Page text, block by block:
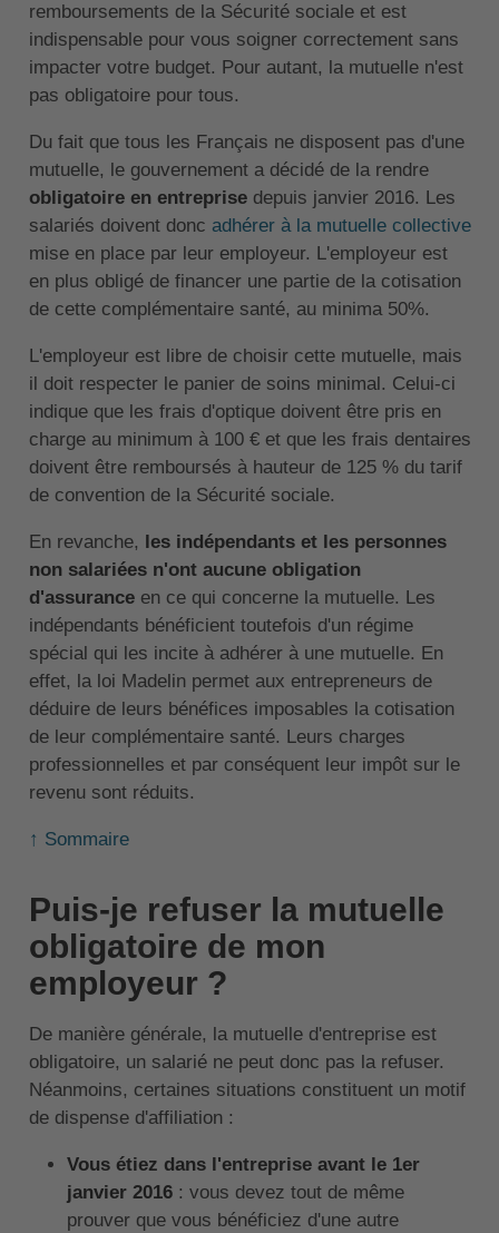
remboursements de la Sécurité sociale et est
indispensable pour vous soigner correctement sans
impacter votre budget. Pour autant, la mutuelle n'est
pas obligatoire pour tous.
Du fait que tous les Français ne disposent pas d'une
mutuelle, le gouvernement a décidé de la rendre
obligatoire en entreprisedepuis janvier 2016. Les
salariés doivent donc adhérer à la mutuelle collective
mise en place par leur employeur. L'employeur est
en plus obligé de financer une partie de la cotisation
de cette complémentaire santé, au minima 50%.
L'employeur est libre de choisir cette mutuelle, mais
il doit respecter le panier de soins minimal. Celui-ci
indique que les frais d'optique doivent être pris en
charge au minimum à 100 € et que les frais dentaires
doivent être remboursés à hauteur de 125 % du tarif
de convention de la Sécurité sociale.
En revanche,
les indépendants et les personnes
non salariées n'ont aucune obligation
d'assurance en ce qui concerne la mutuelle. Les
indépendants bénéficient toutefois d'un régime
spécial qui les incite à adhérer à une mutuelle. En
effet, la loi Madelin permet aux entrepreneurs de
déduire de leurs bénéfices imposables la cotisation
de leur complémentaire santé. Leurs charges
professionnelles et par conséquent leur impôt sur le
revenu sont réduits.
↑ Sommaire
Puis-je refuser la mutuelle
obligatoire de mon
employeur ?
De manière générale, la mutuelle d'entreprise est
obligatoire, un salarié ne peut donc pas la refuser.
Néanmoins, certaines situations constituent un motif
de dispense d'affiliation :
Vous étiez dans l'entreprise avant le 1er
janvier 2016: vous devez tout de même
prouver que vous bénéficiez d'une autre